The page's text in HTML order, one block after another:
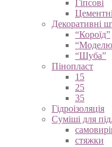
Гіпсові
Цементні
Декоративні
“Короїд”
“Шуба”
Пінопласт
15
25
35
Гідроізоляція
Суміші для
стяжки